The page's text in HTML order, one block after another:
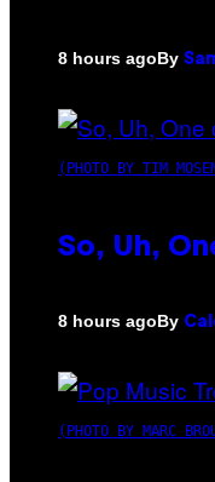
8 hours agoBy
(PHOTO BY TIM
So, Uh,
8 hours agoBy
(PHOTO BY MARC